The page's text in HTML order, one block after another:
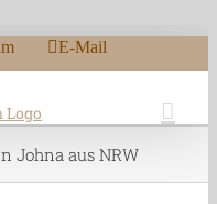
E-Mail
Johna aus NRW